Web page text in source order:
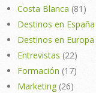
Costa Blanca (81)
Destinos en España
Destinos en Europa
Entrevistas (22)
Formación (17)
Marketing (26)